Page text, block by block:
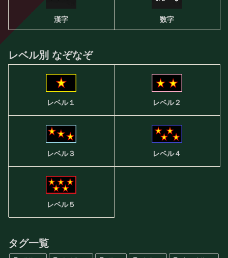
漢字 数字
レベル別 なぞなぞ
レベル１ レベル２
レベル３ レベル４
レベル５
タグ一覧